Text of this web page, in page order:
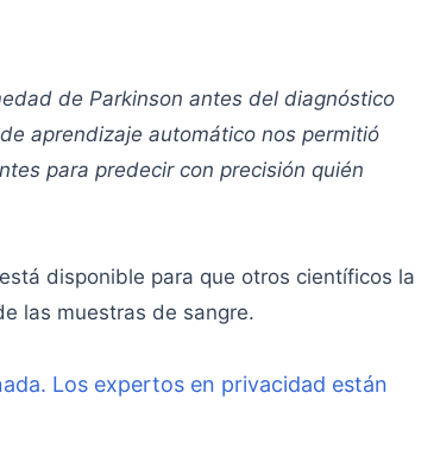
de Parkinson antes del diagnóstico
aprendizaje automático nos permitió
para predecir con precisión quién
disponible para que otros científicos la
las muestras de sangre.
Los expertos en privacidad están